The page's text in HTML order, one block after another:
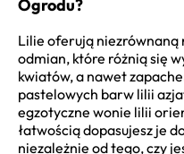
Ogrodu?
Lilie oferują niezrównaną
odmian, które różnią się
kwiatów, a nawet
pastelowych barw lilii
egzotyczne wonie lilii
łatwością dopasujesz je
niezależnie od tego, czy